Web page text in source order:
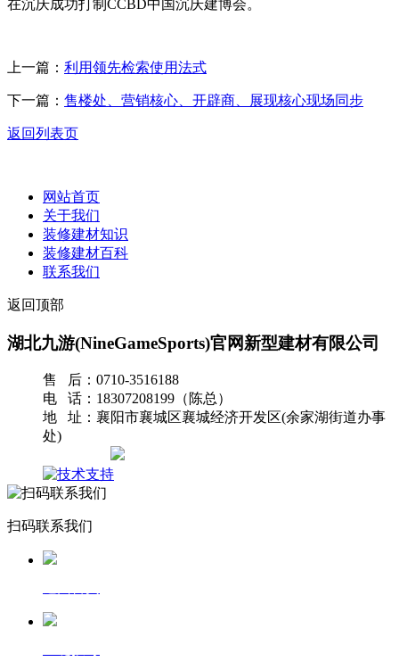
在沉庆成功打制CCBD中国沉庆建博会。
上一篇： 利用领先检索使用法式
下一篇： 售楼处、营销核心、开辟商、展现核心现场同步
返回列表页
网站首页
关于我们
装修建材知识
装修建材百科
联系我们
返回顶部
湖北九游(NineGameSports)官网新型建材有限公司
售 后：0710-3516188
电 话：18307208199（陈总）
地 址：襄阳市襄城区襄城经济开发区(余家湖街道办事
处)
扫码联系我们